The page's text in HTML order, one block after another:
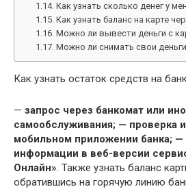
Как узнать сколько денег у
Как узнать баланс на карте
Можно ли вывести деньги с
Можно ли снимать свои
Как узнать остаток средств на
— запрос через банкомат или
самообслуживания; — проверка
мобильном приложении банка; —
информации в веб-версии
Онлайн». Также узнать баланс
обратившись на горячую линию